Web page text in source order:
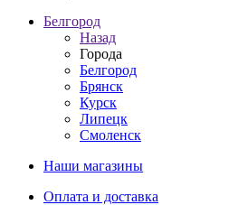
Белгород
Назад
Города
Белгород
Брянск
Курск
Липецк
Смоленск
Наши магазины
Оплата и доставка